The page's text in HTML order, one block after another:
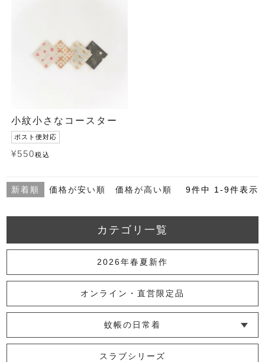
小紋小さなコースター
ポスト便対応
¥550税込
新着順 価格が安い順 価格が高い順 9件中 1-9件表示
カテゴリ一覧
2026年春夏新作
オンライン・直営限定品
蚊帳の日常着
└ インナー
└ トップス
└ ワンピース
└ パンツ
└ スカート
└ 羽織りもの
└ キッズ・ベビー
スラブシリーズ